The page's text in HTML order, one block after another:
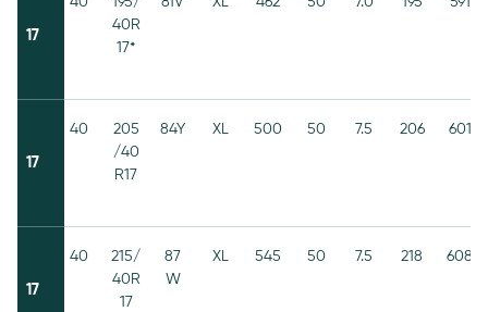
17
40R
17*
17
40
205
/40
R17
84Y XL 500 50 7.5 206 601
17
40
215/
40R
17
87
W
XL 545 50 7.5 218 608